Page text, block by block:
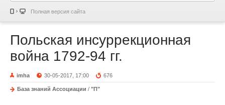
Полная версия сайта
Польская инсуррекционная
война 1792-94 гг.
imha 30-05-2017, 17:00 676
База знаний Ассоциации / "П"